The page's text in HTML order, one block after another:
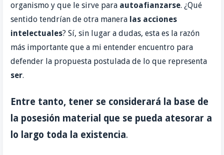
organismo y que le sirve para autoafianzarse. ¿Qué
sentido tendrían de otra manera las acciones
intelectuales? Sí, sin lugar a dudas, esta es la razón
más importante que a mi entender encuentro para
defender la propuesta postulada de lo que representa
ser.
Entre tanto, tener se considerará la base de
la posesión material que se pueda atesorar a
lo largo toda la existencia.